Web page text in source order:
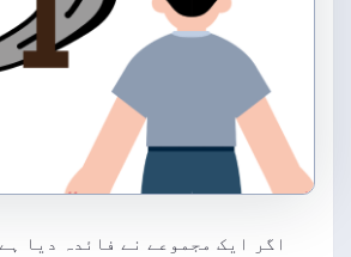
اگر ایک مجموعے نے فائدہ دیا